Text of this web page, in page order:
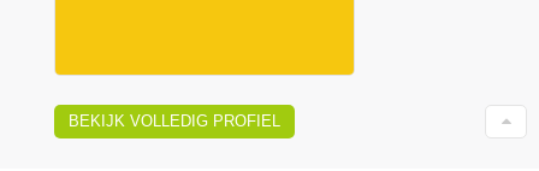
BEKIJK VOLLEDIG PROFIEL